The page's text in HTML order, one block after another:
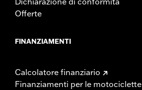
Offerte
FINANZIAMENTI
Calcolatore finanziario
Finanziamenti per le motociclette